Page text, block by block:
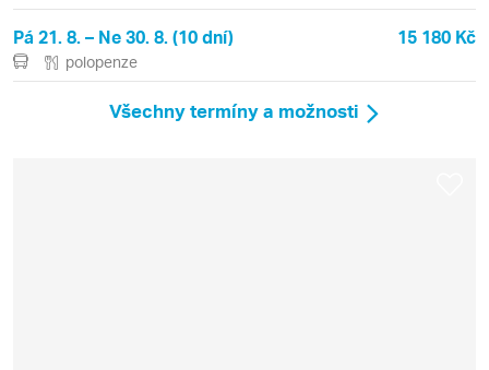
Pá 21. 8. – Ne 30. 8. (10 dní) 15 180 Kč
polopenze
Všechny termíny a možnosti